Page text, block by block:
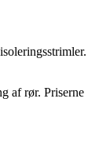
af rør. Priserne